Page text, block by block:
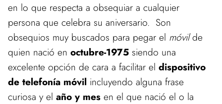
en lo que respecta a obsequiar a cualquier
persona que celebra su aniversario. Son
obsequios muy buscados para pegar el móvilde
quien nació en octubre-1975 siendo una
excelente opción de cara a facilitar el dispositivo
de telefonía móvil incluyendo alguna frase
curiosa y el año y mes en el que nació el o la